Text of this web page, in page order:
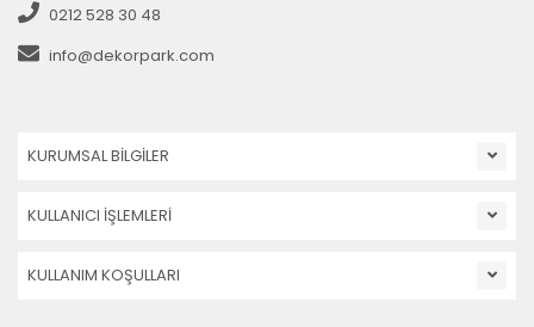
0212 528 30 48
info@dekorpark.com
KURUMSAL BİLGİLER
KULLANICI İŞLEMLERİ
KULLANIM KOŞULLARI